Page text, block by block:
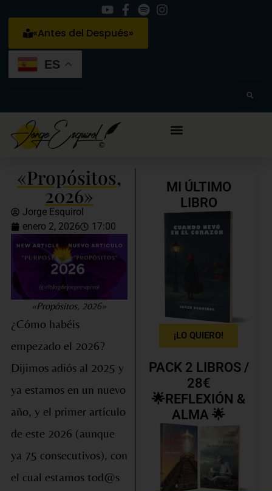
«Antes del Después»
ES
«Propósitos,
2026»
Jorge Esquirol
enero 2, 2026
17:00
«Propósitos, 2026»
¿Cómo habéis
empezado el 2026?
Dijimos adiós al 2025 y
ya estamos en un nuevo
año, y el primer artículo
de este 2026 (aunque
ya 75 consecutivos), con
el cual estamos tod@s
MI ÚLTIMO
LIBRO
¡LO QUIERO!
PACK 2 LIBROS /
28€
🌟REFLEXIÓN &
ALMA 🌟